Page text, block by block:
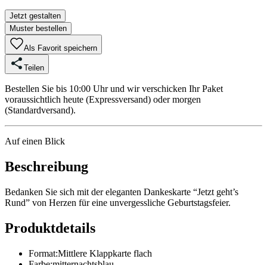
Jetzt gestalten
Muster bestellen
Als Favorit speichern
Teilen
Bestellen Sie bis 10:00 Uhr und wir verschicken Ihr Paket
voraussichtlich heute (Expressversand) oder morgen
(Standardversand).
Auf einen Blick
Beschreibung
Bedanken Sie sich mit der eleganten Dankeskarte “Jetzt geht’s
Rund” von Herzen für eine unvergessliche Geburtstagsfeier.
Produktdetails
Format:Mittlere Klappkarte flach